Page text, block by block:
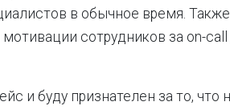
в обычное время. Также
сотрудников за on-
и буду признателен за то, что